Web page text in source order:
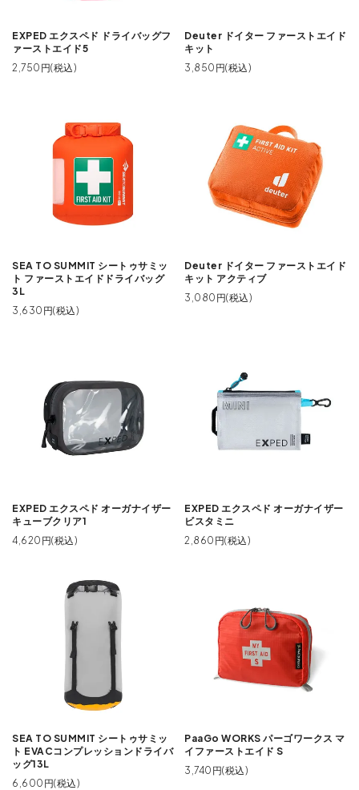
EXPED エクスペド ドライバッグフ
ァーストエイド5
2,750円(税込)
Deuter ドイター ファーストエイド
キット
3,850円(税込)
SEA TO SUMMIT シートゥサミッ
ト ファーストエイドドライバッグ
3L
3,630円(税込)
Deuter ドイター ファーストエイド
キット アクティブ
3,080円(税込)
EXPED エクスペド オーガナイザー
キューブクリア1
4,620円(税込)
EXPED エクスペド オーガナイザー
ビスタミニ
2,860円(税込)
SEA TO SUMMIT シートゥサミッ
ト EVACコンプレッションドライバ
ッグ13L
6,600円(税込)
PaaGo WORKS パーゴワークス マ
イファーストエイド S
3,740円(税込)